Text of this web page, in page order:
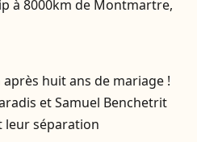
à 8000km de Montmartre,
après huit ans de mariage !
et Samuel Benchetrit
leur séparation